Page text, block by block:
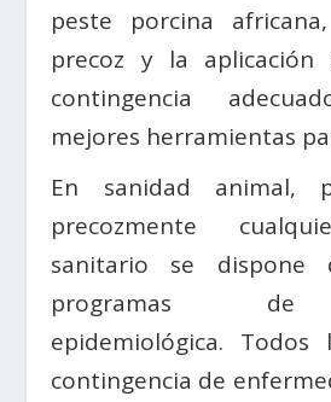
peste porcina
precoz y la aplicación
contingencia
mejores herramientas
En sanidad animal,
precozmente
sanitario se dispone
programas de
epidemiológica.
contingencia de